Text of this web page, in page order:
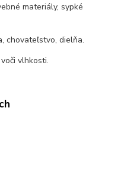
materiály, sypké
chovateľstvo, dielňa.
vlhkosti.